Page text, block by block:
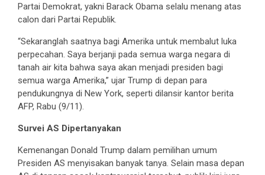
Partai Demokrat, yakni Barack Obama selalu menang atas
calon dari Partai Republik.
“Sekaranglah saatnya bagi Amerika untuk membalut luka
perpecahan. Saya berjanji pada semua warga negara di
tanah air kita bahwa saya akan menjadi presiden bagi
semua warga Amerika,” ujar Trump di depan para
pendukungnya di New York, seperti dilansir kantor berita
AFP, Rabu (9/11).
Survei AS Dipertanyakan
Kemenangan Donald Trump dalam pemilihan umum
Presiden AS menyisakan banyak tanya. Selain masa depan